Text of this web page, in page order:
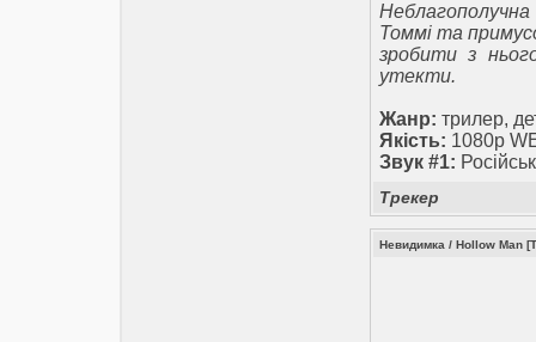
Томмі та
зробити з
утекти.
Жанр: трилер,
Якість: 1080p
Звук #1:
Трекер
Невидимка / Hollow Man